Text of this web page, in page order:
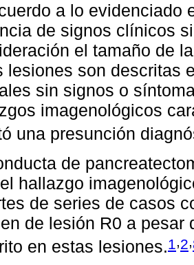
a lo evidenciado
de signos clínicos
el tamaño de
lesiones son descritas
sin signos o
imagenológicos
una presunción
de
hallazgo
de series de casos
de lesión R0 a
en estas lesiones.1,2,